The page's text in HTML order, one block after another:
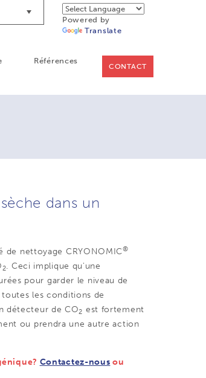
Powered by
Translate
Références
CONTACT
dans un
de nettoyage CRYONOMIC®
2. Ceci implique qu'une
pour garder le niveau de
toutes les conditions de
détecteur de CO2 est fortement
ou prendra une autre action
Contactez-nous ou